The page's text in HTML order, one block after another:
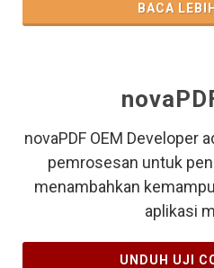
BACA
novaPDF OEM Developer
pemrosesan untuk
menambahkan
aplikasi
UNDUH UJI